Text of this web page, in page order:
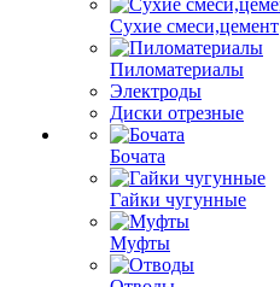
Сухие смеси,цемент
Пиломатериалы
Электроды
Диски отрезные
Бочата
Гайки чугунные
Муфты